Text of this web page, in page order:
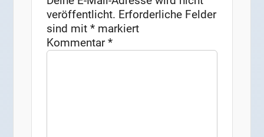
veröffentlicht. Erforderliche Felder
sind mit* markiert
Kommentar*